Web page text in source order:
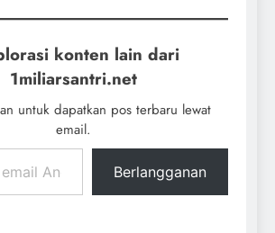
konten lain dari
1miliarsantri.net
untuk dapatkan pos terbaru lewat
email.
Berlangganan